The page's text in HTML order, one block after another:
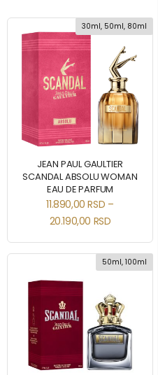
30ml, 50ml, 80ml
JEAN PAUL GAULTIER
SCANDAL ABSOLU WOMAN
EAU DE PARFUM
11.890,00RSD –
20.190,00 RSD
50ml, 100ml